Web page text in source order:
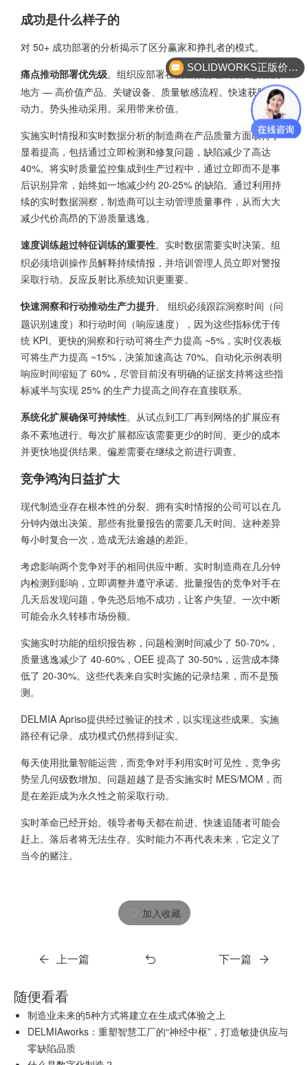
成功是什么样子的
对 50+ 成功部署的分析揭示了区分赢家和挣扎者的模式。
痛点推动部署优先级。组织应部署在批量报告造成最大损害的
地方 — 高价值产品、关键设备、质量敏感流程。快速获胜建立
动力。势头推动采用。采用带来价值。
实施实时情报和实时数据分析的制造商在产品质量方面取得了
显着提高，包括通过立即检测和修复问题，缺陷减少了高达
40%。将实时质量监控集成到生产过程中，通过立即而不是事
后识别异常，始终如一地减少约 20-25% 的缺陷。通过利用持
续的实时数据洞察，制造商可以主动管理质量事件，从而大大
减少代价高昂的下游质量逃逸。
速度训练超过特征训练的重要性。实时数据需要实时决策。组
织必须培训操作员解释持续情报，并培训管理人员立即对警报
采取行动。反应反射比系统知识更重要。
快速洞察和行动推动生产力提升。 组织必须跟踪洞察时间（问
题识别速度）和行动时间（响应速度），因为这些指标优于传
统 KPI。更快的洞察和行动可将生产力提高 ~5%，实时仪表板
可将生产力提高 ~15%，决策加速高达 70%。自动化示例表明
响应时间缩短了 60%，尽管目前没有明确的证据支持将这些指
标减半与实现 25% 的生产力提高之间存在直接联系。
系统化扩展确保可持续性。从试点到工厂再到网络的扩展应有
条不紊地进行。每次扩展都应该需要更少的时间、更少的成本
并更快地提供结果。偏差需要在继续之前进行调查。
竞争鸿沟日益扩大
现代制造业存在根本性的分裂。拥有实时情报的公司可以在几
分钟内做出决策。那些有批量报告的需要几天时间。这种差异
每小时复合一次，造成无法逾越的差距。
考虑影响两个竞争对手的相同供应中断。实时制造商在几分钟
内检测到影响，立即调整并遵守承诺。批量报告的竞争对手在
几天后发现问题，争先恐后地不成功，让客户失望。一次中断
可能会永久转移市场份额。
实施实时功能的组织报告称，问题检测时间减少了 50-70%，
质量逃逸减少了 40-60%，OEE 提高了 30-50%，运营成本降
低了 20-30%。这些代表来自实时实施的记录结果，而不是预
测。
DELMIA Apriso提供经过验证的技术，以实现这些成果。实施
路径有记录。成功模式仍然得到证实。
每天使用批量智能运营，而竞争对手利用实时可见性，竞争劣
势呈几何级数增加。问题超越了是否实施实时 MES/MOM，而
是在差距成为永久性之前采取行动。
实时革命已经开始。领导者每天都在前进。快速追随者可能会
赶上。落后者将无法生存。实时能力不再代表未来，它定义了
当今的赌注。
加入收藏
上一篇 下一篇
随便看看
制造业未来的5种方式将建立在生成式体验之上
DELMIAworks：重塑智慧工厂的“神经中枢”，打造敏捷供应与
零缺陷品质
SOLIDWORKS正版价格？